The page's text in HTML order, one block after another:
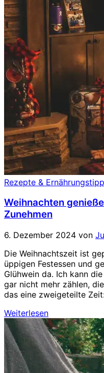
Rezepte &
Weihnachten
Zunehmen
6. Dezember 2024 von
Die Weihnachtszeit ist
üppigen Festessen und
Glühwein da. Ich kann
gar nicht mehr zählen,
das eine zweigeteilte
Weiterlesen